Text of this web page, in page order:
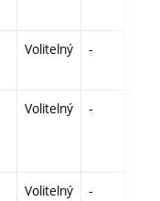
Volitelný -
Volitelný -
Volitelný -